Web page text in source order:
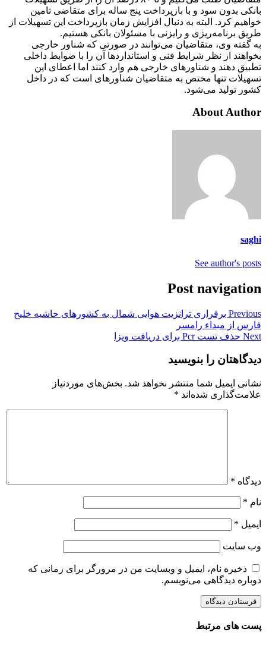
بانکی بدون سود و با بازپرداخت پنج ساله برای متقاضی تامین
خواهیم کرد. البته به دنبال افزایش زمان بازپرداخت این تسهیلات از
طریق برنامه‌ریزی و رایزنی با مسئولان بانکی هستیم.
به گفته وی، متقاضیان می‌توانند در صورتی که شناور خارجی
بخواهند از نظر شرایط فنی و استانداردها آن را با ضوابط داخلی
تطبیق دهند و شناورهای خارجی هم وارد کنند اما اعطای این
تسهیلات تنها مختص به متقاضیان شناورهای است که در داخل
کشور تولید می‌شود.
About Author
saghi
See author's posts
Post navigation
Previous برقراری ترانزیت هوایی شمال به کشورهای حاشیه خلیح
فارس از مبداء رامسر
Next حذف تست Pcr برای دریافت ویزا
دیدگاهتان را بنویسید
نشانی ایمیل شما منتشر نخواهد شد. بخش‌های موردنیاز
علامت‌گذاری شده‌اند *
دیدگاه *
نام *
ایمیل *
وب‌ سایت
ذخیره نام، ایمیل و وبسایت من در مرورگر برای زمانی که
دوباره دیدگاهی می‌نویسم.
پست های مرتبط